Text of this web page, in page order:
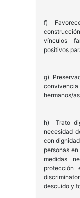
f)
vínculos
positivos
g)
convivencia
hermanos/
h) Trato
necesidad
con
personas
medidas
protección
descuido y